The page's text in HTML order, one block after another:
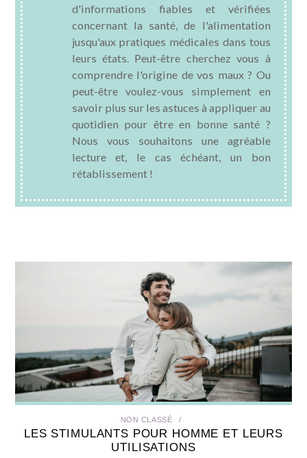
SANTÉ BUCCO-DENTAIRE
SEXUALITÉ
SENIOR
CONTACT
d'informations fiables et vérifiées
concernant la santé, de l'alimentation
jusqu'aux pratiques médicales dans tous
leurs états. Peut-être cherchez vous à
comprendre l'origine de vos maux ? Ou
peut-être voulez-vous simplement en
savoir plus sur les astuces à appliquer au
quotidien pour être en bonne santé ?
Nous vous souhaitons une agréable
lecture et, le cas échéant, un bon
rétablissement !
NON CLASSÉ
LES STIMULANTS POUR HOMME ET LEURS
UTILISATIONS